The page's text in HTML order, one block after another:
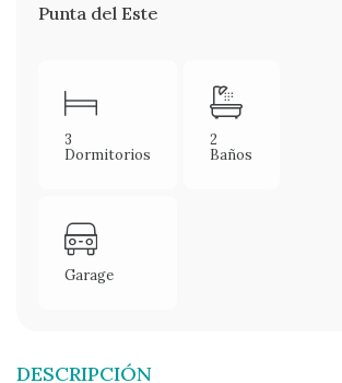
Punta del Este
3
Dormitorios
2
Baños
Garage
DESCRIPCIÓN